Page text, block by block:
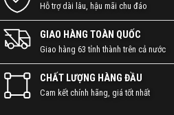
Hỗ trợ dài lâu, hậu mãi chu đáo
GIAO HÀNG TOÀN QUỐC
Giao hàng 63 tỉnh thành trên cả nước
CHẤT LƯỢNG HÀNG ĐẦU
Cam kết chính hãng, giá tốt nhất